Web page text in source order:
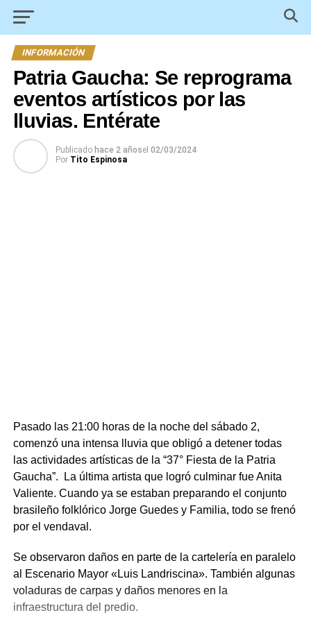
INFORMACIÓN
Patria Gaucha: Se reprograma
eventos artísticos por las
lluvias. Entérate
Publicado hace 2 añosel 02/03/2024
Por Tito Espinosa
Pasado las 21:00 horas de la noche del sábado 2,
comenzó una intensa lluvia que obligó a detener todas
las actividades artísticas de la “37° Fiesta de la Patria
Gaucha”. La última artista que logró culminar fue Anita
Valiente. Cuando ya se estaban preparando el conjunto
brasileño folklórico Jorge Guedes y Familia, todo se frenó
por el vendaval.
Se observaron daños en parte de la cartelería en paralelo
al Escenario Mayor «Luis Landriscina». También algunas
voladuras de carpas y daños menores en la
infraestructura del predio.